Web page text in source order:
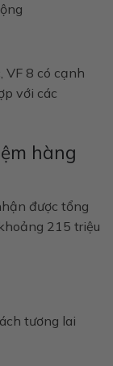
VF 8 có cạnh
với các
hàng
được tổng
215 triệu
tương lai